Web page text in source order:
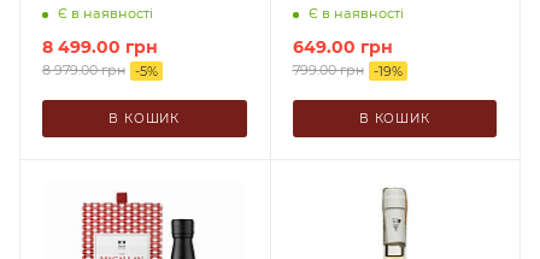
Є в наявності
8 499.00 грн
8 979.00грн -5%
В КОШИК
Є в наявності
649.00 грн
799.00грн -19%
В КОШИК